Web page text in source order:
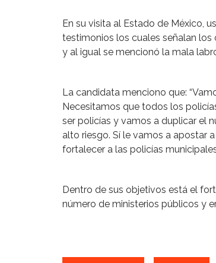
En su visita al Estado de México,
testimonios los cuales señalan
y al igual se mencionó la mala
La candidata menciono que:
Necesitamos que todos los
ser policías y vamos a duplicar el
alto riesgo. Sí le vamos a apostar
fortalecer a las policías
Dentro de sus objetivos está el
número de ministerios públicos y